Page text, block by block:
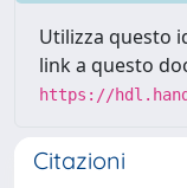
Utilizza questo
link a questo
https://
Citazioni